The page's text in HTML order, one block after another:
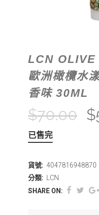
LCN
歐洲橄欖水
香味 30ML
$70.00 $
已售完
貨號: 4047816948870
分類:
LCN
SHARE ON: